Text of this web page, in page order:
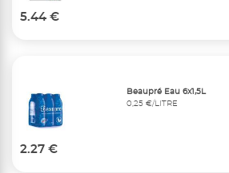
5.44 €
Beaupré Eau 6x1,5L
0,25 €/LITRE
2.27 €